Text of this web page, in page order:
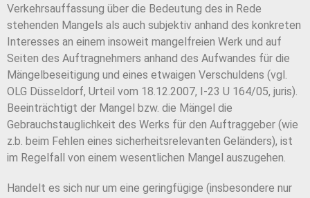
Verkehrsauffassung über die Bedeutung des in Rede
stehenden Mangels als auch subjektiv anhand des konkreten
Interesses an einem insoweit mangelfreien Werk und auf
Seiten des Auftragnehmers anhand des Aufwandes für die
Mängelbeseitigung und eines etwaigen Verschuldens (vgl.
OLG Düsseldorf, Urteil vom 18.12.2007, I-23 U 164/05, juris).
Beeinträchtigt der Mangel bzw. die Mängel die
Gebrauchstauglichkeit des Werks für den Auftraggeber (wie
z.b. beim Fehlen eines sicherheitsrelevanten Geländers), ist
im Regelfall von einem wesentlichen Mangel auszugehen.
Handelt es sich nur um eine geringfügige (insbesondere nur